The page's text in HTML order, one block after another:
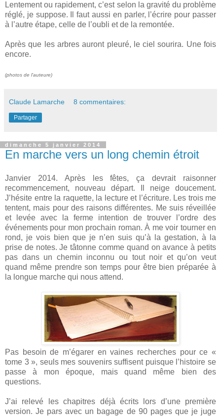
Lentement ou rapidement, c’est selon la gravité du problème
réglé, je suppose. Il faut aussi en parler, l’écrire pour passer
à l’autre étape, celle de l’oubli et de la remontée.
Après que les arbres auront pleuré, le ciel sourira. Une fois
encore.
(photos de l'auteure)
Claude Lamarche 8 commentaires:
Partager
dimanche 5 janvier 2014
En marche vers un long chemin étroit
Janvier 2014. Après les fêtes, ça devrait raisonner
recommencement, nouveau départ. Il neige doucement.
J’hésite entre la raquette, la lecture et l’écriture. Les trois me
tentent, mais pour des raisons différentes. Me suis réveillée
et levée avec la ferme intention de trouver l’ordre des
événements pour mon prochain roman. À me voir tourner en
rond, je vois bien que je n’en suis qu’à la gestation, à la
prise de notes. Je tâtonne comme quand on avance à petits
pas dans un chemin inconnu ou tout noir et qu’on veut
quand même prendre son temps pour être bien préparée à
la longue marche qui nous attend.
Pas besoin de m’égarer en vaines recherches pour ce «
tome 3 », seuls mes souvenirs suffisent puisque l’histoire se
passe à mon époque, mais quand même bien des
questions.
J’ai relevé les chapitres déjà écrits lors d’une première
version. Je pars avec un bagage de 90 pages que je juge